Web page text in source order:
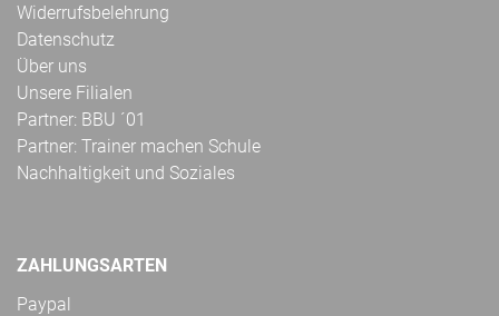
Widerrufsbelehrung
Datenschutz
Über uns
Unsere Filialen
Partner: BBU ´01
Partner: Trainer machen Schule
Nachhaltigkeit und Soziales
ZAHLUNGSARTEN
Paypal